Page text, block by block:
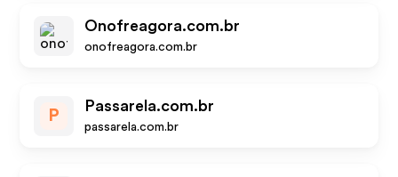
Onofreagora.com.br
onofreagora.com.br
P
Passarela.com.br
passarela.com.br